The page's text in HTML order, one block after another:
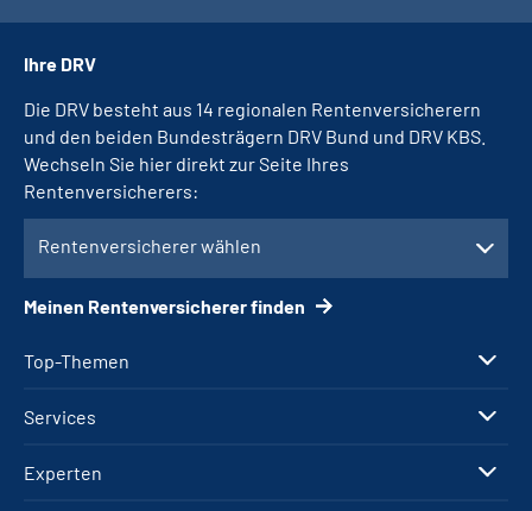
Top-Themen
Services
Experten
Ihre DRV
Die DRV besteht aus 14 regionalen Rentenversicherern
und den beiden Bundesträgern DRV Bund und DRV KBS.
Wechseln Sie hier direkt zur Seite Ihres
Rentenversicherers:
Rentenversicherer wählen
Meinen Rentenversicherer finden